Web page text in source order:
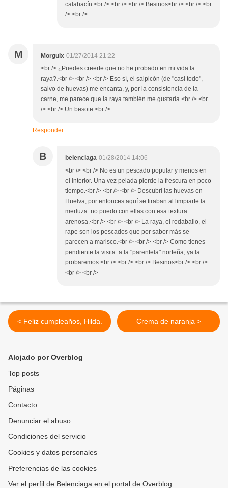
calabacín.<br /> <br /> <br /> Besinos<br /> <br /> <br
/> <br />
M Morguix 01/27/2014 21:22
<br /> ¿Puedes creerte que no he probado en mi vida la
raya?.<br /> <br /> <br /> Eso sí, el salpicón (de "casi todo",
salvo de huevas) me encanta, y, por la consistencia de la
carne, me parece que la raya también me gustaría.<br /> <br
/> <br /> Un besote.<br />
Responder
B belenciaga 01/28/2014 14:06
<br /> <br /> No es un pescado popular y menos en
el interior. Una vez pelada pierde la frescura en poco
tiempo.<br /> <br /> <br /> Descubrí las huevas en
Huelva, por entonces aquí se tiraban al limpiarte la
merluza. no puedo con ellas con esa textura
arenosa.<br /> <br /> <br /> La raya, el rodaballo, el
rape son los pescados que por sabor más se
parecen a marisco.<br /> <br /> <br /> Como tienes
pendiente la visita a la "parentela" norteña, ya la
probaremos.<br /> <br /> <br /> Besinos<br /> <br />
<br /> <br />
< Feliz cumpleaños, Hilda. Crema de naranja >
Alojado por Overblog
Top posts
Páginas
Contacto
Denunciar el abuso
Condiciones del servicio
Cookies y datos personales
Preferencias de las cookies
Ver el perfil de Belenciaga en el portal de Overblog